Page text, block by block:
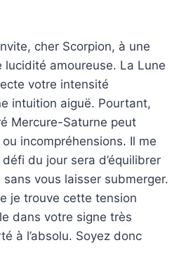
cher Scorpion, à une
amoureuse. La Lune
votre intensité
intuition aiguë. Pourtant,
Mercure-Saturne peut
incompréhensions. Il me
du jour sera d’équilibrer
vous laisser submerger.
je trouve cette tension
dans votre signe très
à l’absolu. Soyez donc